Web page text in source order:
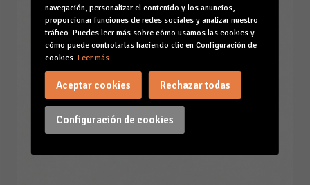
navegación, personalizar el contenido y los anuncios,
proporcionar funciones de redes sociales y analizar nuestro
tráfico. Puedes leer más sobre cómo usamos las cookies y
cómo puede controlarlas haciendo clic en Configuración de
cookies. Leer más
Configuración de cookies
Aceptar cookies Rechazar todas